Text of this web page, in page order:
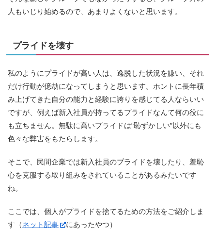
人もいじり始めるので、あまりよくないと思います。
プライドを壊す
私のようにプライドが高い人は、逸脱した状況を嫌い、それ
だけ行動が億劫になってしまうと思います。ホントに長年積
み上げてきた自分の能力と経験に誇りを感じてる人ならいい
ですが、例えば新入社員が持ってるプライドなんて何の役に
も立ちません。無駄に高いプライドは“恥ずかしい”以外にも
色々な弊害をもたらします。
そこで、民間企業では新入社員のプライドを壊したり、羞恥
心を克服する取り組みをされていることがあるみたいです
ね。
ここでは、個人がプライドを捨てるための方法をご紹介しま
す（ネット記事 にあったやつ）